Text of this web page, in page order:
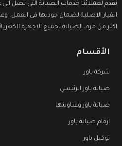
نقدم لعملائنا خدمات الصيانة التى تصل
الغيار الاصلية لضمان جودتها فى العمل،
اكثر من مرة، الصيانة لجميع الاجهزة
الأقسام
شركة باور
صيانة باور الرئيسي
صيانة باور وعناوينها
ارقام صيانة باور
توكيل باور